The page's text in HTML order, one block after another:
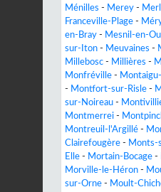
Ménilles - Merey -
Franceville-Plage -
en-Bray - Mesnil-en-
sur-Iton - Meuvaines -
Millebosc - Millières -
Monfréville -
- Montfort-sur-Risle -
sur-Noireau -
Montmerrei -
Montreuil-l'Argillé -
Clairefougère - Monts-
Elle - Mortain-Bocage -
Morville-le-Héron -
sur-Orne - Moult-